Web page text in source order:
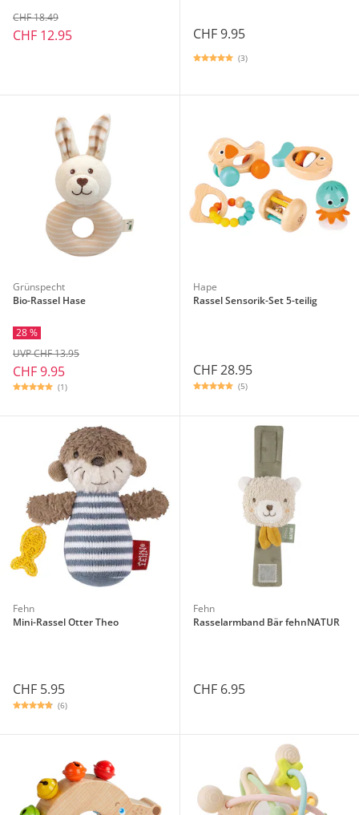
CHF 18.49
CHF 12.95 CHF 9.95
(3)
Grünspecht
Bio-Rassel Hase
28 %
CHF 9.95
UVP CHF 13.95
(1)
Hape
Rassel Sensorik-Set 5-teilig
CHF 28.95
(5)
Fehn
Mini-Rassel Otter Theo
CHF 5.95
(6)
Fehn
Rasselarmband Bär fehnNATUR
CHF 6.95